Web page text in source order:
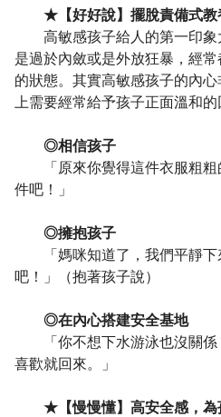
★【好好說】擺脫責備式教
高敏感孩子給人的第一印象
是過於內斂或是外放狂暴，經
的狀態。其實高敏感孩子的內
上需要經常給予孩子正面溫和的
◎相信孩子
「原來你覺得這件衣服粗粗
件吧！」
◎擁抱孩子
「媽咪知道了，我們平靜下
吧！」（抱著孩子說）
◎在內心搭建安全基地
「你不想下水游泳也沒關係
喜歡就回來。」
★【慢慢懂】高安全感，為